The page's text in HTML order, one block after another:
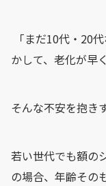
「まだ10代・20
かして、老化が早
そんな不安を抱き
若い世代でも額の
の場合、年齢その